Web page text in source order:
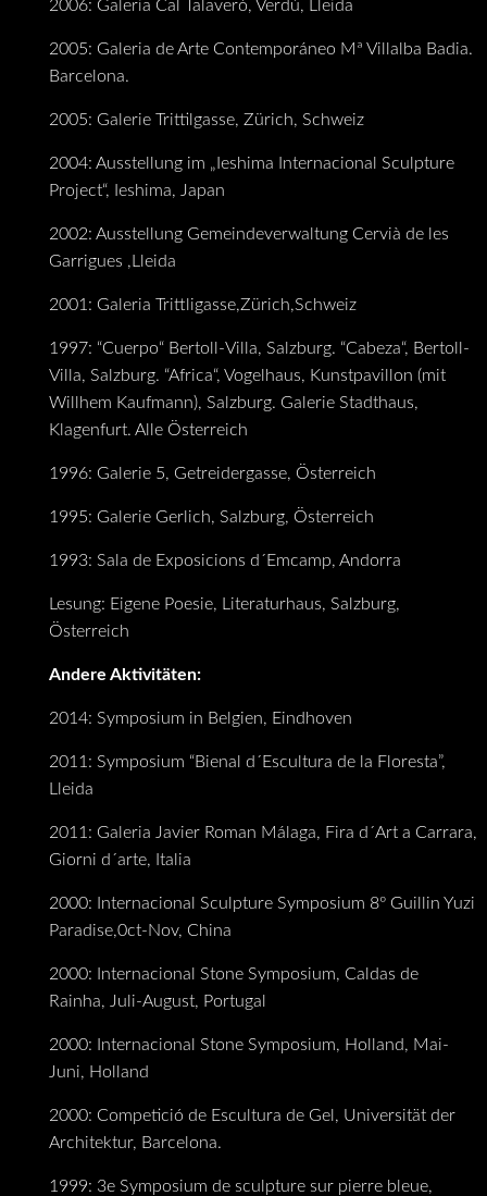
2006: Galeria Cal Talaveró, Verdú, Lleida
2005: Galeria de Arte Contemporáneo Mª Villalba Badia.
Barcelona.
2005: Galerie Trittilgasse, Zürich, Schweiz
2004: Ausstellung im „Ieshima Internacional Sculpture
Project“, Ieshima, Japan
2002: Ausstellung Gemeindeverwaltung Cervià de les
Garrigues ,Lleida
2001: Galeria Trittligasse,Zürich,Schweiz
1997: “Cuerpo“ Bertoll-Villa, Salzburg. “Cabeza“, Bertoll-
Villa, Salzburg. “Africa“, Vogelhaus, Kunstpavillon (mit
Willhem Kaufmann), Salzburg. Galerie Stadthaus,
Klagenfurt. Alle Österreich
1996: Galerie 5, Getreidergasse, Österreich
1995: Galerie Gerlich, Salzburg, Österreich
1993: Sala de Exposicions d´Emcamp, Andorra
Lesung: Eigene Poesie, Literaturhaus, Salzburg,
Österreich
Andere Aktivitäten:
2014: Symposium in Belgien, Eindhoven
2011: Symposium “Bienal d´Escultura de la Floresta”,
Lleida
2011: Galeria Javier Roman Málaga, Fira d´Art a Carrara,
Giorni d´arte, Italia
2000: Internacional Sculpture Symposium 8º Guillin Yuzi
Paradise,0ct-Nov, China
2000: Internacional Stone Symposium, Caldas de
Rainha, Juli-August, Portugal
2000: Internacional Stone Symposium, Holland, Mai-
Juni, Holland
2000: Competició de Escultura de Gel, Universität der
Architektur, Barcelona.
1999: 3e Symposium de sculpture sur pierre bleue,